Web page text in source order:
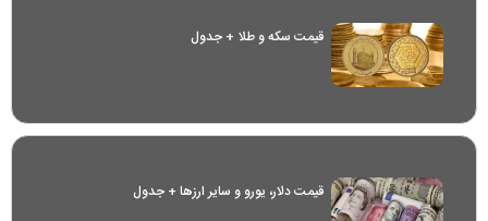
قیمت سکه و طلا + جدول
قیمت دلار، یورو و سایر ارز‌ها + جدول